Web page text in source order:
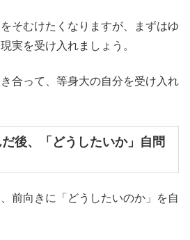
そむけたくなりますが、まずはゆ
実を受け入れましょう。
合って、等身大の自分を受け入れ
後、「どうしたいか」自問
前向きに「どうしたいのか」を自